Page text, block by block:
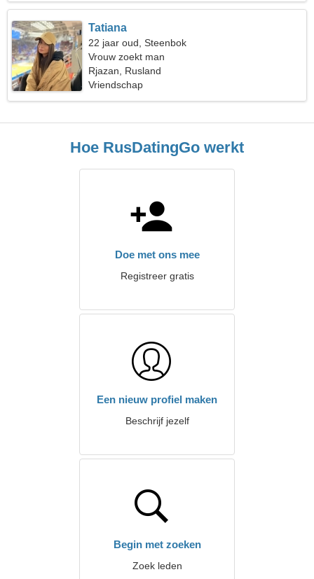
Tatiana
22 jaar oud, Steenbok
Vrouw zoekt man
Rjazan, Rusland
Vriendschap
Hoe RusDatingGo werkt
Doe met ons mee
Registreer gratis
Een nieuw profiel maken
Beschrijf jezelf
Begin met zoeken
Zoek leden